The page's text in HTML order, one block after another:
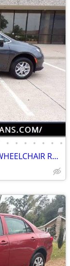
• • • • • • •
23 CHRYSLER VOYAGER LX HANDICAP WHEELCHAIR REAR ENTRY RAMP VAN